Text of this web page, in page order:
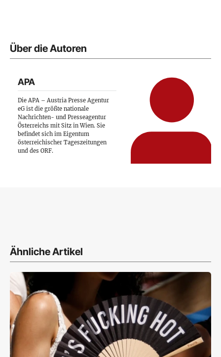
Über die Autoren
APA
Die APA – Austria Presse Agentur
eG ist die größte nationale
Nachrichten- und Presseagentur
Österreichs mit Sitz in Wien. Sie
befindet sich im Eigentum
österreichischer Tageszeitungen
und des ORF.
Ähnliche Artikel